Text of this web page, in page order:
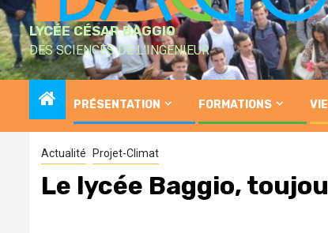
LYCÉE CÉSAR BAGGIO
DES SCIENCES DE L'INGÉNIEUR
PRÉSENTATION FORMATIONS
Actualité Projet-Climat
Le lycée Baggio,